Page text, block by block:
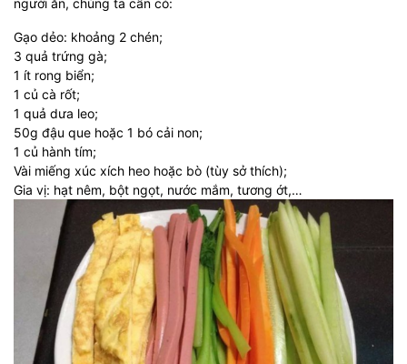
người ăn, chúng ta cần có:
Gạo dẻo: khoảng 2 chén;
3 quả trứng gà;
1 ít rong biển;
1 củ cà rốt;
1 quả dưa leo;
50g đậu que hoặc 1 bó cải non;
1 củ hành tím;
Vài miếng xúc xích heo hoặc bò (tùy sở thích);
Gia vị: hạt nêm, bột ngọt, nước mắm, tương ớt,…